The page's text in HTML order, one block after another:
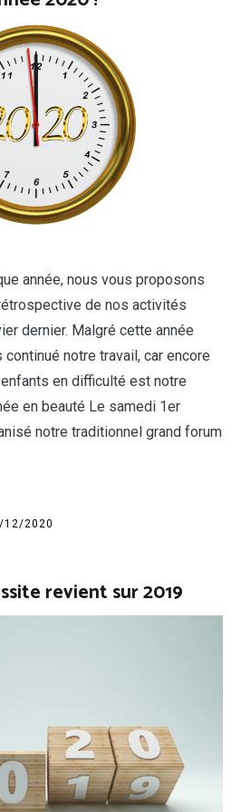
année, nous vous proposons
de nos activités
dernier. Malgré cette année
notre travail, car encore
en difficulté est notre
en beauté Le samedi 1er
notre traditionnel grand forum
12/2020
revient sur 2019